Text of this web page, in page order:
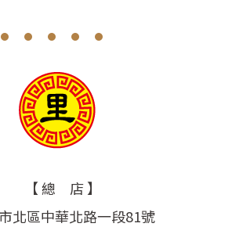
【 總 店 】
北區中華北路一段81號